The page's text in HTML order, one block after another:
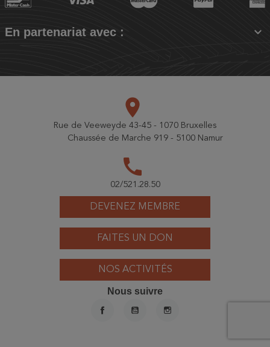
En partenariat avec : 
DEVENEZ MEMBRE
FAITES UN DON
NOS ACTIVITÉS
place
Rue de Veeweyde 43-45 - 1070 Bruxelles
Chaussée de Marche 919 - 5100 Namur
call
02/521.28.50
Nous suivre